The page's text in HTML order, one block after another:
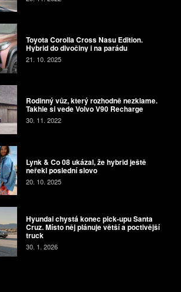
Toyota Corolla Cross Nasu Edition.
Hybrid do divočiny i na parádu
21. 10. 2025
Rodinný vůz, který rozhodně nezklame.
Takhle si vede Volvo V90 Recharge
30. 11. 2022
Lynk & Co 08 ukázal, že hybrid ještě
neřekl poslední slovo
20. 10. 2025
Hyundai chystá konec pick-upu Santa
Cruz. Místo něj plánuje větší a poctivější
truck
30. 1. 2026